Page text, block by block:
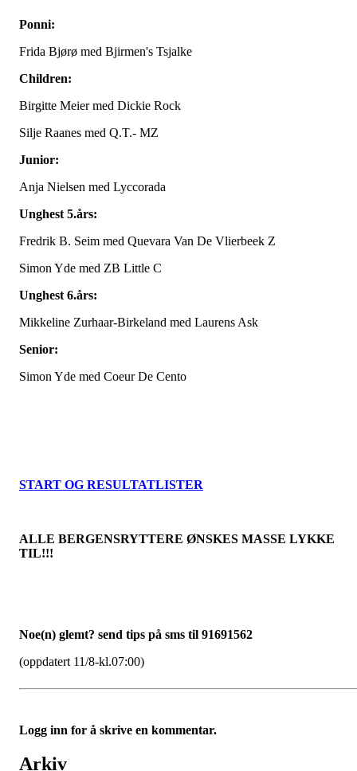
Ponni:
Frida Bjørø med Bjirmen's Tsjalke
Children:
Birgitte Meier med Dickie Rock
Silje Raanes med Q.T.- MZ
Junior:
Anja Nielsen med Lyccorada
Unghest 5.års:
Fredrik B. Seim med Quevara Van De Vlierbeek Z
Simon Yde med ZB Little C
Unghest 6.års:
Mikkeline Zurhaar-Birkeland med Laurens Ask
Senior:
Simon Yde med Coeur De Cento
START OG RESULTATLISTER
ALLE BERGENSRYTTERE ØNSKES MASSE LYKKE
TIL!!!
Noe(n) glemt? send tips på sms til 91691562
(oppdatert 11/8-kl.07:00)
Logg inn for å skrive en kommentar.
Arkiv